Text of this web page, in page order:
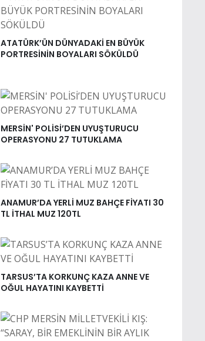
ATATÜRK’ÜN DÜNYADAKİ EN BÜYÜK
PORTRESİNİN BOYALARI SÖKÜLDÜ
MERSİN' POLİSİ’DEN UYUŞTURUCU
OPERASYONU 27 TUTUKLAMA
ANAMUR’DA YERLİ MUZ BAHÇE FİYATI 30
TL İTHAL MUZ 120TL
TARSUS’TA KORKUNÇ KAZA ANNE VE
OĞUL HAYATINI KAYBETTİ